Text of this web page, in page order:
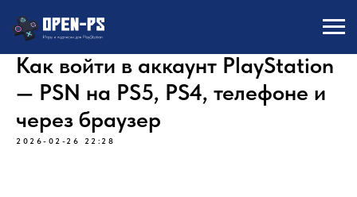
Как войти в аккаунт PlayStation
— PSN на PS5, PS4, телефоне и
через браузер
2026-02-26 22:28